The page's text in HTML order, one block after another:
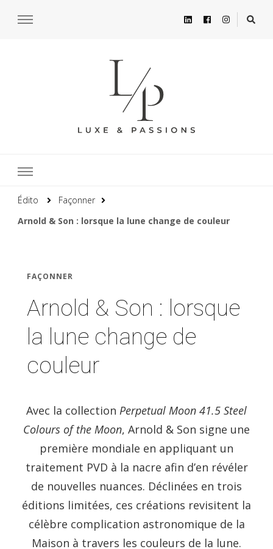
Édito
Façonner
Arnold & Son : lorsque la lune change de couleur
FAÇONNER
Arnold & Son : lorsque
la lune change de
couleur
Avec la collection Perpetual Moon 41.5 Steel
Colours of the Moon, Arnold & Son signe une
première mondiale en appliquant un
traitement PVD à la nacre afin d’en révéler
de nouvelles nuances. Déclinées en trois
éditions limitées, ces créations revisitent la
célèbre complication astronomique de la
Maison à travers les couleurs de la lune.